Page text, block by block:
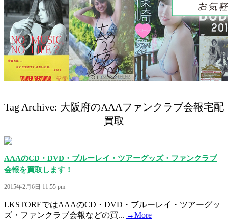
Tag Archive: 大阪府のAAAファンクラブ会報宅配
買取
AAAのCD・DVD・ブルーレイ・ツアーグッズ・ファンクラブ
会報を買取します！
2015年2月6日 11:55 pm
LKSTOREではAAAのCD・DVD・ブルーレイ・ツアーグッ
ズ・ファンクラブ会報などの買... →More